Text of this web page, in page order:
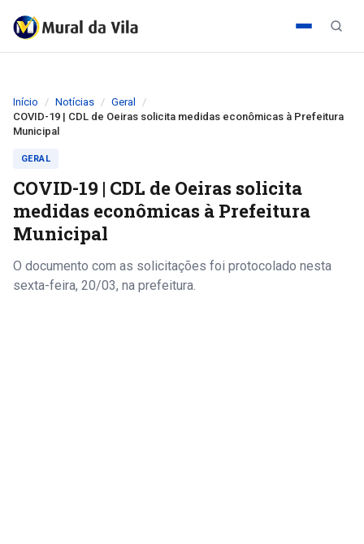
Início Notícias
Geral
COVID-19 | CDL de Oeiras solicita medidas econômicas à Prefeitura
Municipal
GERAL
COVID-19 | CDL de Oeiras solicita
medidas econômicas à Prefeitura
Municipal
O documento com as solicitações foi protocolado nesta
sexta-feira, 20/03, na prefeitura.